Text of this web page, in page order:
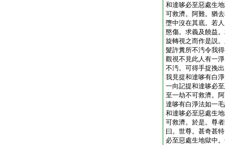
和達哆必至惡處生
可救濟。阿難。猶
墮中沒在其底。若
愍傷。求義及饒益
旋轉視之而作是説
髮許糞所不汚令我
觀視不見此人有一
不汚。可得手捉挽
我見提和達哆有白
一向記提和達哆必
至一劫不可救濟。
達哆有白淨法如一
和達哆必至惡處生
可救濟。於是。尊
曰。世尊。甚奇甚
必至惡處生地獄中